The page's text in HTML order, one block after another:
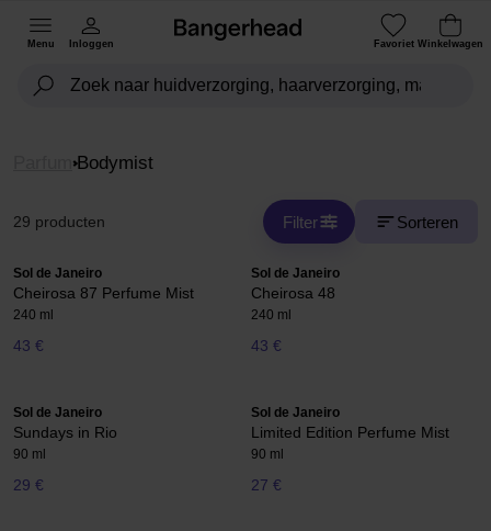
Menu Inloggen Favoriet Winkelwagen
Bodymist
29 producten Filter Sorteren
Sol de Janeiro
Cheirosa 87 Perfume Mist
240 ml
43 €
Sol de Janeiro
Cheirosa 48
240 ml
43 €
Sol de Janeiro
Sundays in Rio
90 ml
29 €
Sol de Janeiro
Limited Edition Perfume Mist
90 ml
27 €